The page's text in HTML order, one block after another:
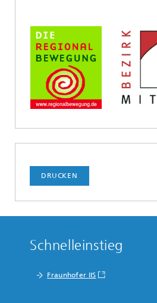
DRUCKEN
Schnelleinstieg
Fraunhofer IIS